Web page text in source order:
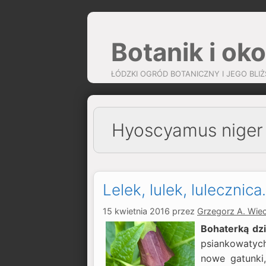
Botanik i
ŁÓDZKI OGRÓD BOTANICZNY I JEGO
Hyoscyamus niger
Lelek, lulek,
15 kwietnia 2016 przez Grzegorz A.
Bohaterką
nowe